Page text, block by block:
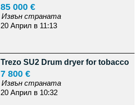
85 000 €
Извън страната
20 Април в 11:13
Trezo SU2 Drum dryer for tobacco
7 800 €
Извън страната
20 Април в 10:32